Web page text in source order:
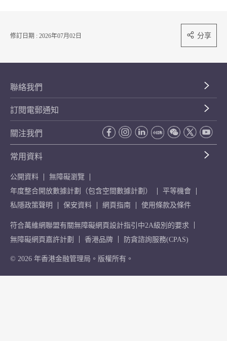
修訂日期 : 2026年07月02日 分享
聯絡我們
訂閱電郵通知
關注我們
常用資料
公開資料
無障礙瀏覽
年度整合開放數據計劃（包含空間數據計劃）
平等機會
私隱政策聲明
保安資料 網頁指南 使用條款及條件
符合萬維網聯盟有關無障礙網頁設計指引中2A級別的要求
無障礙網頁嘉許計劃
香港品牌 防貪諮詢服務(CPAS)
© 2026 年香港金融管理局。版權所有。